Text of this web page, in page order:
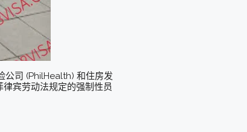
公司 (PhilHealth) 和住房发
宾劳动法规定的强制性员